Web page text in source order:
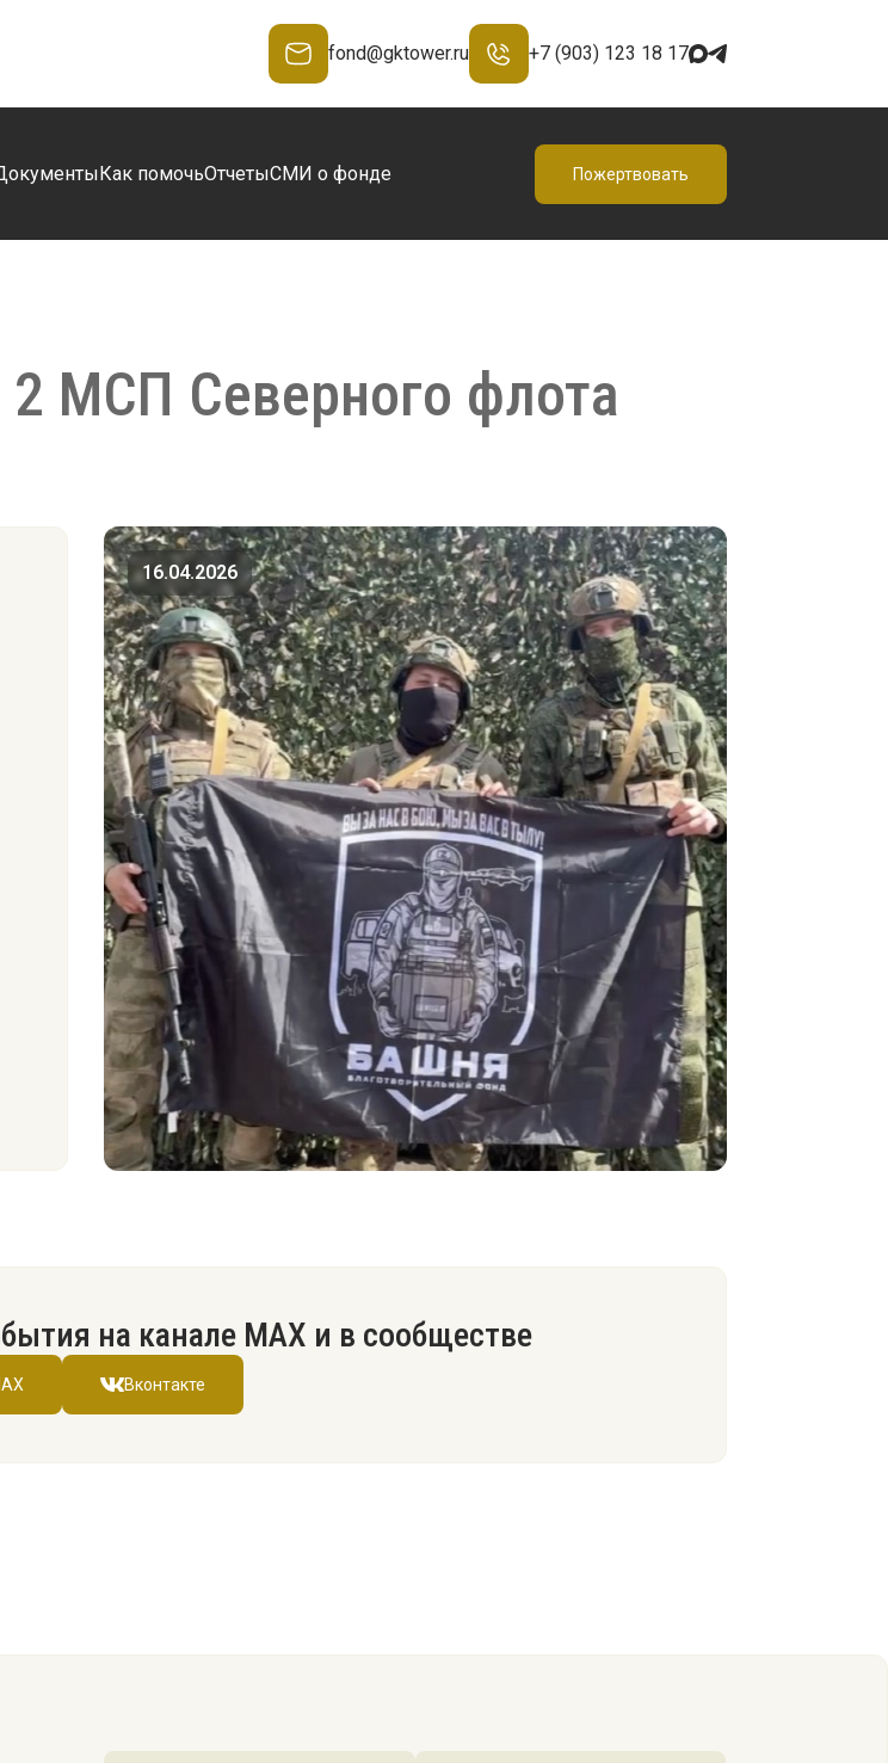
fond@gktower.ru +7 (903) 123 18 17
Как помочьОтчетыСМИ о фонде Пожертвовать
МСП Северного флота
16.04.2026
на канале МАХ и в сообществе
Вконтакте